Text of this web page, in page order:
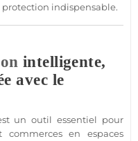
protection indispensable.
intelligente,
avec le
un outil essentiel pour
commercesen espaces